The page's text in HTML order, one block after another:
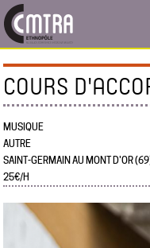
COURS
MUSIQUE
AUTRE
SAINT-GERMAIN AU MONT D'OR
25€/H